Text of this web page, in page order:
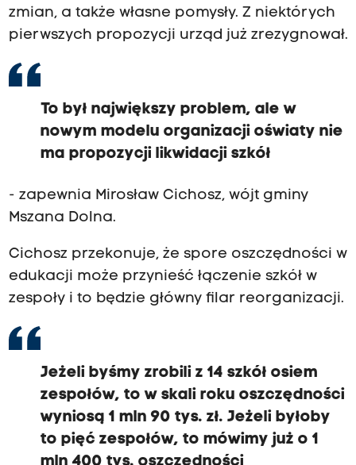
zmian, a także własne pomysły. Z niektórych
pierwszych propozycji urząd już zrezygnował.
To był największy problem, ale w
nowym modelu organizacji oświaty nie
ma propozycji likwidacji szkół
- zapewnia Mirosław Cichosz, wójt gminy
Mszana Dolna.
Cichosz przekonuje, że spore oszczędności w
edukacji może przynieść łączenie szkół w
zespoły i to będzie główny filar reorganizacji.
Jeżeli byśmy zrobili z 14 szkół osiem
zespołów, to w skali roku oszczędności
wyniosą 1 mln 90 tys. zł. Jeżeli byłoby
to pięć zespołów, to mówimy już o 1